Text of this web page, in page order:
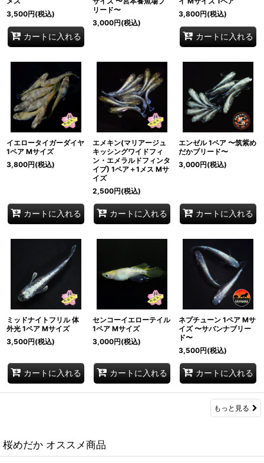
3,500円(税込)
カートに入れる
リード〜
3,000円(税込)
3,800円(税込)
カートに入れる
イエロータイガーダイヤ
1ペア Mサイズ
3,800円(税込)
カートに入れる
エメキン(マリアージュ
キッシングワイドフィ
ン・エメラルドフィンタ
イプ) 1ペア＋1メス Mサ
イズ
2,500円(税込)
カートに入れる
エンゼル 1ペア 〜筑紫め
だかブリード〜
3,000円(税込)
カートに入れる
ミッドナイトフリル 体
外光 1ペア Mサイズ
3,500円(税込)
カートに入れる
センコーイエローテイル
1ペア Mサイズ
3,000円(税込)
カートに入れる
ネプチューン 1ペア Mサ
イズ 〜サバンナブリー
ド〜
3,500円(税込)
カートに入れる
もっと見る
桜めだか オススメ商品